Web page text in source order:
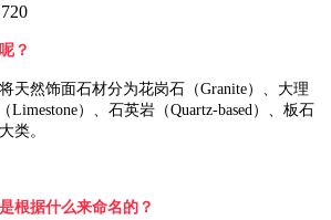
720
？
天然饰面石材分为花岗石（Granite）、大理
Limestone）、石英岩（Quartz-based）、板石
类。
根据什么来命名的？